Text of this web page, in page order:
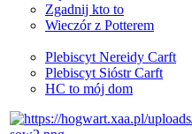
Zgadnij kto to
Wieczór z Potterem
Plebiscyt Nereidy Carft
Plebiscyt Sióstr Carft
HC to mój dom